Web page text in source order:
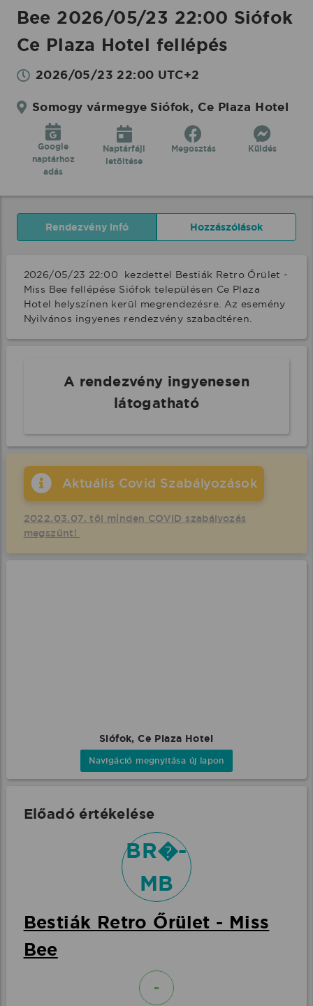
Koncertbooking
Bee 2026/05/23 22:00 Siófok
Ce Plaza Hotel fellépés
2026/05/23 22:00 UTC+2
Somogy vármegye Siófok, Ce Plaza Hotel
Google
naptárhoz
adás
Naptárfájl
letöltése
Megosztás Küldés
Rendezvény infó Hozzászólások
2026/05/23 22:00  kezdettel Bestiák Retro Őrület -
Miss Bee fellépése Siófok településen Ce Plaza
Hotel helyszínen kerül megrendezésre. Az esemény
Nyilvános ingyenes rendezvény szabadtéren.
A rendezvény ingyenesen
látogatható
Aktuális Covid Szabályozások
2022.03.07. től minden COVID szabályozás
megszűnt!
Siófok, Ce Plaza Hotel
Navigáció megnyitása új lapon
Előadó értékelése
BR�-
MB
Bestiák Retro Őrület - Miss
Bee
-